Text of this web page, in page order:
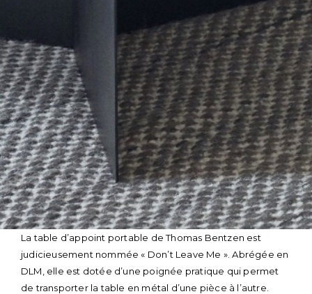
Skip
content
La table d’appoint portable de Thomas Bentzen est
judicieusement nommée « Don’t Leave Me ». Abrégée en
DLM, elle est dotée d’une poignée pratique qui permet
de transporter la table en métal d’une pièce à l’autre.